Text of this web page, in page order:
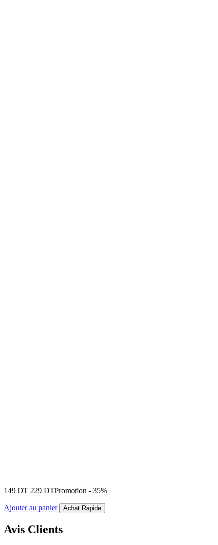
149 DT 229DTPromotion - 35%
Ajouter au panier Achat Rapide
Avis Clients